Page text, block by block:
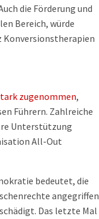
die Förderung und
Bereich, würde
Konversionstherapien
zugenommen,
Führern. Zahlreiche
Unterstützung
All-Out
bedeutet, die
angegriffen
Das letzte Mal